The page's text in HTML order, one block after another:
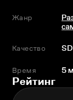
Жанр
Качество SD
Время 5
Рейтинг